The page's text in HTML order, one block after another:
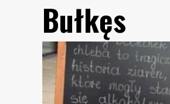
Bułkęs